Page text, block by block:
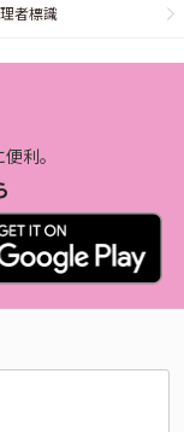
者標識
利。